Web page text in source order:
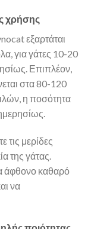
χρήσης
εξαρτάται
για γάτες 10-20
Επιπλέον,
στα 80-120
η ποσότητα
τις μερίδες
της γάτας.
άφθονο καθαρό
να